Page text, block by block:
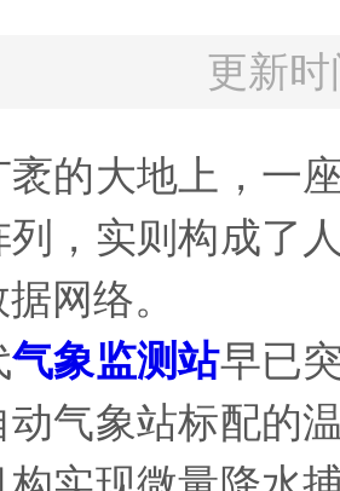
更新
大地上，一座
列，实则构成了
网络。
气象监测站早已
动气象站标配的